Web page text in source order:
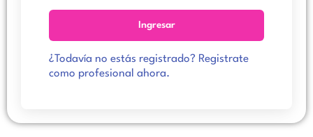
Ingresar
¿Todavía no estás registrado? Registrate
como profesional ahora.